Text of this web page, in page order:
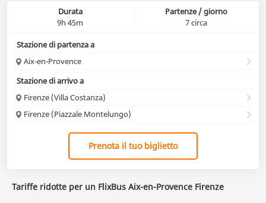
Durata
Partenze / giorno
9h 45m
7 circa
Stazione di partenza a
Aix-en-Provence
Stazione di arrivo a
Firenze (Villa Costanza)
Firenze (Piazzale Montelungo)
Prenota il tuo biglietto
Tariffe ridotte per un FlixBus Aix-en-Provence Firenze